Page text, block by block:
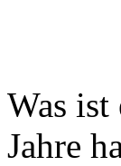
Was ist
Jahre